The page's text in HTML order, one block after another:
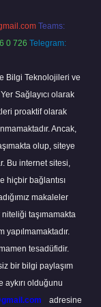
Teams:
0 726 Telegram:
Bilgi Teknolojileri ve
Sağlayıcı olarak
proaktif olarak
Ancak,
olup, siteye
Bu internet sitesi,
hiçbir bağlantısı
makaleler
taşımamakta
yapılmamaktadır.
tesadüfidir.
bir bilgi paylaşım
olduğunu
adresine